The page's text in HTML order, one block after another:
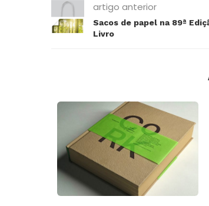
artigo anterior
Sacos de papel na 89ª
Livro